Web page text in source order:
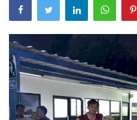
Kisah
Inspirasi
Blog
Video